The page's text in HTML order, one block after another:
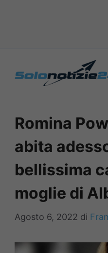
Romina
abita
bellissima
moglie di
Agosto 6, 2022 di